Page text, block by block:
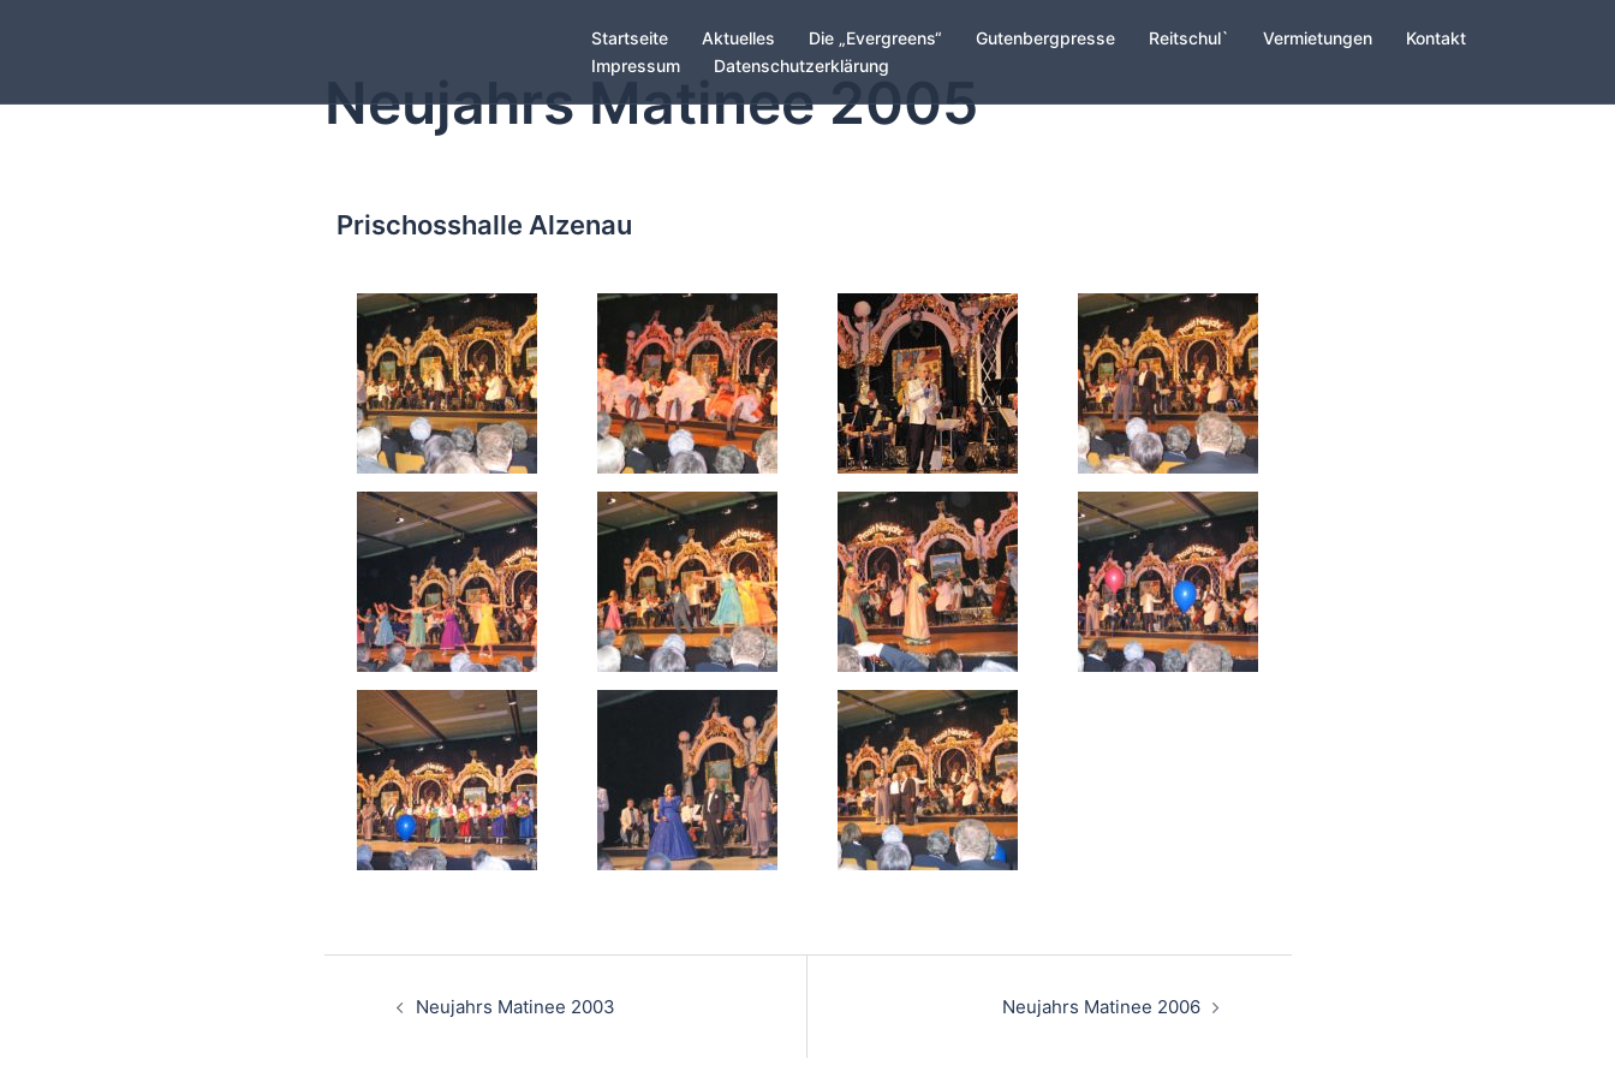
Startseite Aktuelles Die „Evergreens“ Gutenbergpresse Reitschul` Vermietungen
Kontakt
Impressum
Datenschutzerklärung
Neujahrs Matinee 2005
Prischosshalle Alzenau
Neujahrs Matinee 2003 Neujahrs Matinee 2006